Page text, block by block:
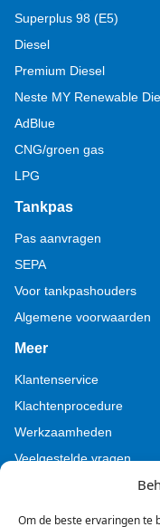
Om de beste ervaringen te
Superplus 98 (E5)
Diesel
Premium Diesel
Neste MY Renewable
AdBlue
CNG/groen gas
LPG
Tankpas
Pas aanvragen
SEPA
Voor tankpashouders
Algemene voorwaarden
Meer
Klantenservice
Klachtenprocedure
Werkzaamheden
Veelgestelde vragen